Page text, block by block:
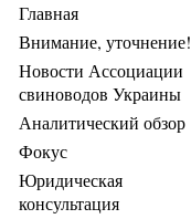
Главная
Внимание, уточнение!
Новости Ассоциации
свиноводов Украины
Аналитический обзор
Фокус
Юридическая
консультация